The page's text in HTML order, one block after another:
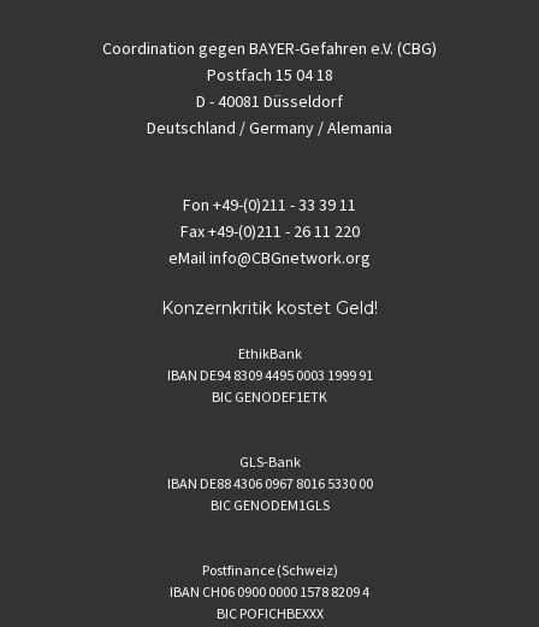
Coordination gegen BAYER-Gefahren e.V. (CBG)
Postfach 15 04 18
D - 40081 Düsseldorf
Deutschland / Germany / Alemania
Fon +49-(0)211 - 33 39 11
Fax+49-(0)211 - 26 11 220
eMailinfo@CBGnetwork.org
Konzernkritik kostet Geld!
EthikBank
IBAN DE94 8309 4495 0003 1999 91
BIC GENODEF1ETK
GLS-Bank
IBAN DE88 4306 0967 8016 5330 00
BIC GENODEM1GLS
Postfinance (Schweiz)
IBAN CH06 0900 0000 1578 8209 4
BIC POFICHBEXXX